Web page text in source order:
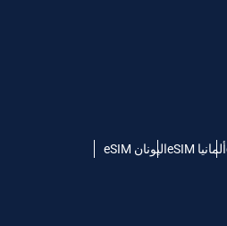
ألمانيا eSIM
اليونان eSIM